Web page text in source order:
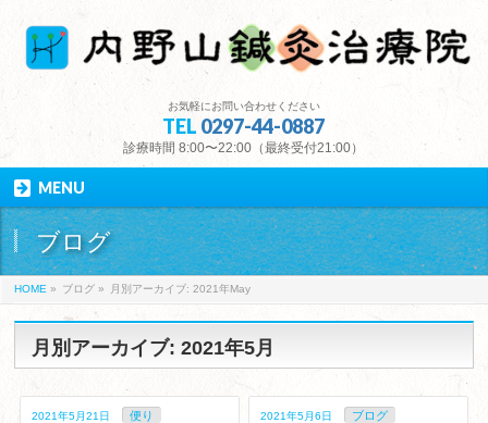
お気軽にお問い合わせください
TEL 0297-44-0887
診療時間 8:00〜22:00（最終受付21:00）
MENU
ブログ
HOME » ブログ » 月別アーカイブ: 2021年May
月別アーカイブ: 2021年5月
2021年5月21日 便り 2021年5月6日 ブログ